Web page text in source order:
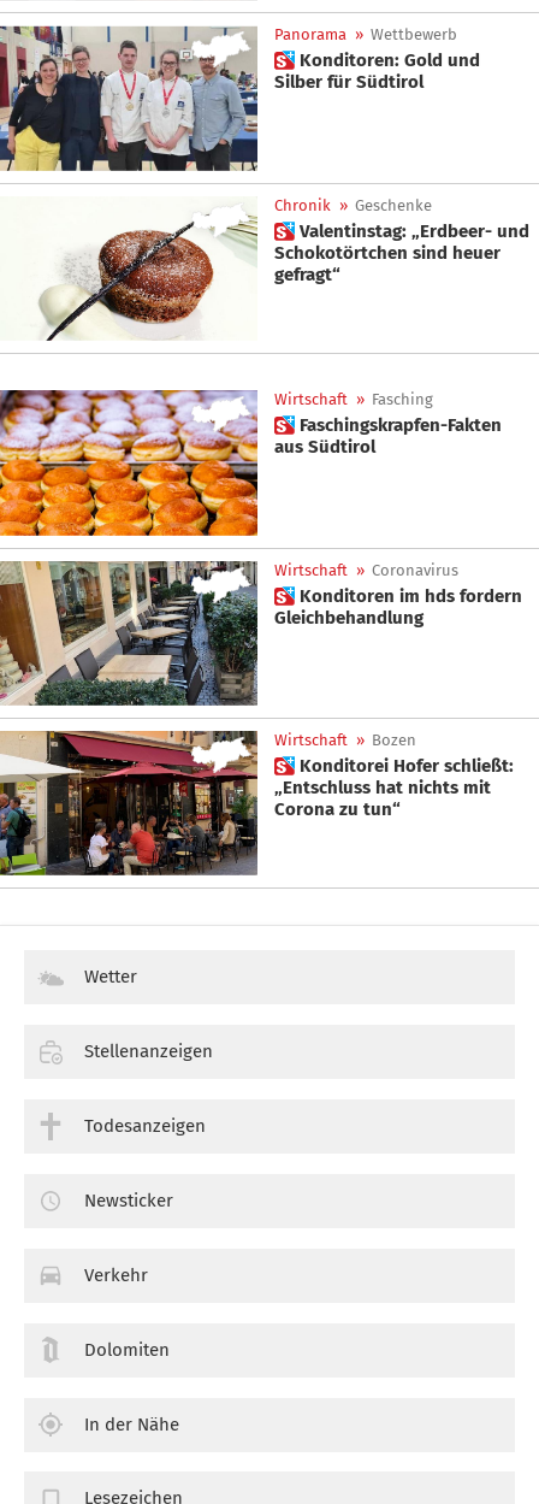
Panorama » Wettbewerb
 Konditoren: Gold und
Silber für Südtirol
Chronik » Geschenke
 Valentinstag: „Erdbeer- und
Schokotörtchen sind heuer
gefragt“
Wirtschaft » Fasching
 Faschingskrapfen-Fakten
aus Südtirol
Wirtschaft » Coronavirus
 Konditoren im hds fordern
Gleichbehandlung
Wirtschaft » Bozen
 Konditorei Hofer schließt:
„Entschluss hat nichts mit
Corona zu tun“
Wetter
Stellenanzeigen
Todesanzeigen
Newsticker
Verkehr
Dolomiten
In der Nähe
Lesezeichen